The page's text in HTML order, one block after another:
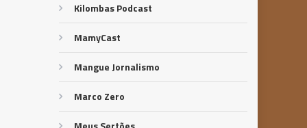
Kilombas Podcast
MamyCast
Mangue Jornalismo
Marco Zero